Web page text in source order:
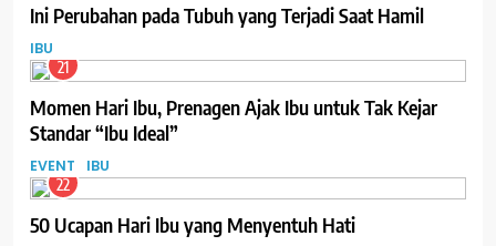
Ini Perubahan pada Tubuh yang Terjadi Saat Hamil
IBU
21
Momen Hari Ibu, Prenagen Ajak Ibu untuk Tak Kejar
Standar “Ibu Ideal”
EVENT IBU
22
50 Ucapan Hari Ibu yang Menyentuh Hati